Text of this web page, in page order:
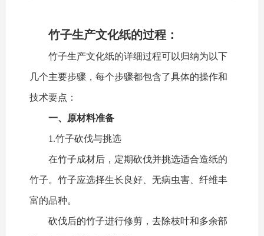
竹子生产文化纸的过程：
竹子生产文化纸的详细过程可以归纳为以下
几个主要步骤，每个步骤都包含了具体的操作和
技术要点：
一、原材料准备
1.竹子砍伐与挑选
在竹子成材后，定期砍伐并挑选适合造纸的
竹子。竹子应选择生长良好、无病虫害、纤维丰
富的品种。
砍伐后的竹子进行修剪，去除枝叶和多余部